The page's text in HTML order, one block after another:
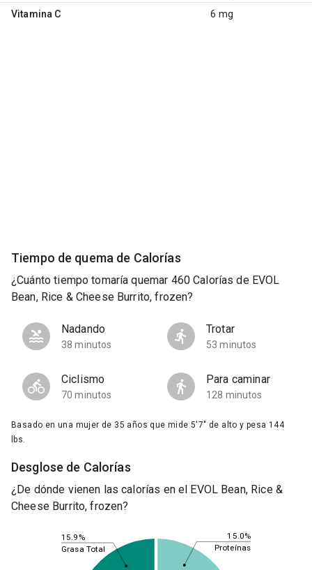
Vitamina C 6 mg
Tiempo de quema de Calorías
¿Cuánto tiempo tomaría quemar 460 Calorías de EVOL
Bean, Rice & Cheese Burrito, frozen?
Nadando
38 minutos
Trotar
53 minutos
Ciclismo
70 minutos
Para caminar
128 minutos
Basado en una mujer de 35 años que mide 5'7" de alto y pesa 144
lbs.
Desglose de Calorías
¿De dónde vienen las calorías en el EVOL Bean, Rice &
Cheese Burrito, frozen?
15.0%
15.9%
Proteínas
Grasa Total